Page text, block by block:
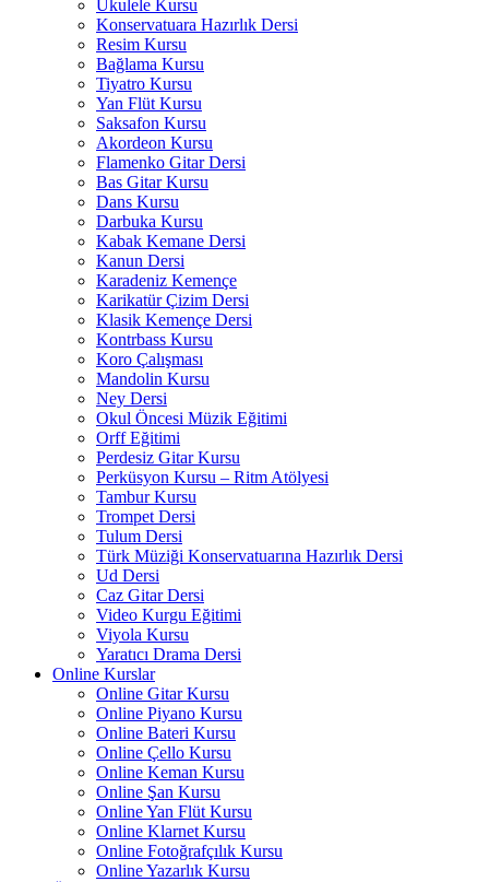
Ukulele Kursu
Konservatuara Hazırlık Dersi
Resim Kursu
Bağlama Kursu
Tiyatro Kursu
Yan Flüt Kursu
Saksafon Kursu
Akordeon Kursu
Flamenko Gitar Dersi
Bas Gitar Kursu
Dans Kursu
Darbuka Kursu
Kabak Kemane Dersi
Kanun Dersi
Karadeniz Kemençe
Karikatür Çizim Dersi
Klasik Kemençe Dersi
Kontrbass Kursu
Koro Çalışması
Mandolin Kursu
Ney Dersi
Okul Öncesi Müzik Eğitimi
Orff Eğitimi
Perdesiz Gitar Kursu
Perküsyon Kursu – Ritm Atölyesi
Tambur Kursu
Trompet Dersi
Tulum Dersi
Türk Müziği Konservatuarına Hazırlık Dersi
Ud Dersi
Caz Gitar Dersi
Video Kurgu Eğitimi
Viyola Kursu
Yaratıcı Drama Dersi
Online Kurslar
Online Gitar Kursu
Online Piyano Kursu
Online Bateri Kursu
Online Çello Kursu
Online Keman Kursu
Online Şan Kursu
Online Yan Flüt Kursu
Online Klarnet Kursu
Online Fotoğrafçılık Kursu
Online Yazarlık Kursu